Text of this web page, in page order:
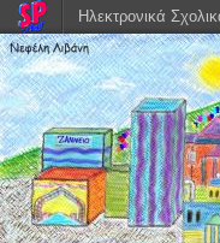
Ηλεκτρονικά